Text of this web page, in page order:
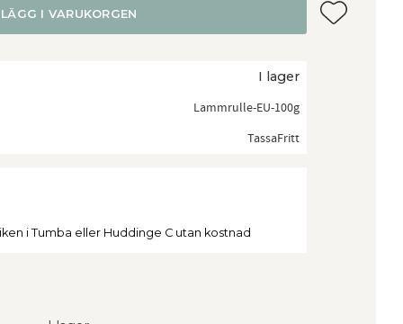
LÄGG I VARUKORGEN Lägg till i
I lager
Lammrulle-EU-100g
TassaFritt
i Tumba eller Huddinge C utan kostnad